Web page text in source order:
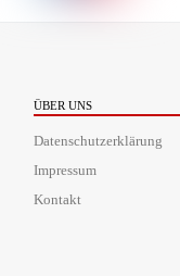
ÜBER UNS
Datenschutzerklärung
Impressum
Kontakt